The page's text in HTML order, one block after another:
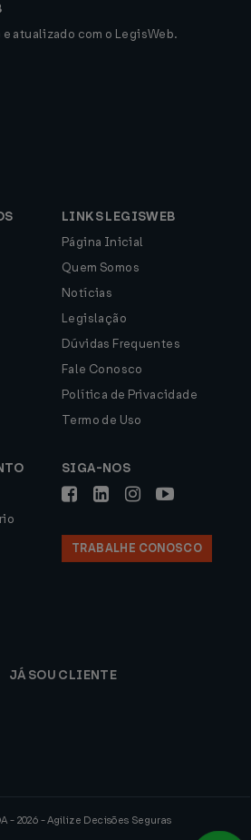
atualizado com o LegisWeb.
LINKS LEGISWEB
Página Inicial
Quem Somos
Notícias
Legislação
Dúvidas Frequentes
Fale Conosco
Política de Privacidade
Termo de Uso
SIGA-NOS
TRABALHE CONOSCO
JÁ SOU CLIENTE
- 2026 - Agilize Decisões Seguras